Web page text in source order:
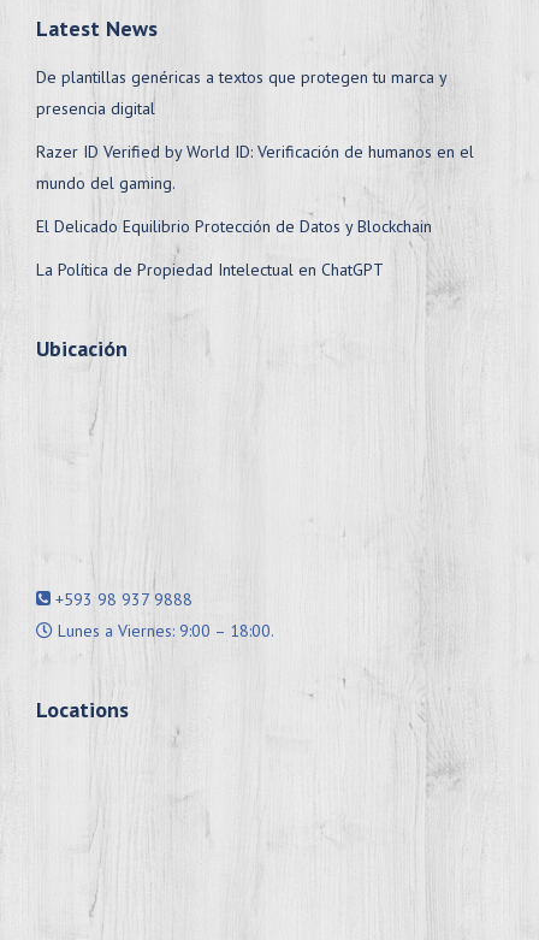
Latest News
De plantillas genéricas a textos que protegen tu marca y
presencia digital
Razer ID Verified by World ID: Verificación de humanos en el
mundo del gaming.
El Delicado Equilibrio Protección de Datos y Blockchain
La Política de Propiedad Intelectual en ChatGPT
Ubicación
+593 98 937 9888
Lunes a Viernes: 9:00 – 18:00.
Locations